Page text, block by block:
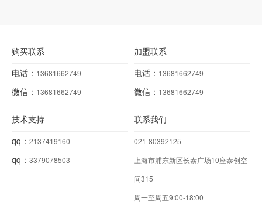
购买联系
电话： 13681662749
微信： 13681662749
加盟联系
电话： 13681662749
微信： 13681662749
技术支持
qq： 2137419160
qq： 3379078503
联系我们
021-80392125
上海市浦东新区长泰广场10座泰创空
间315
周一至周五9:00-18:00